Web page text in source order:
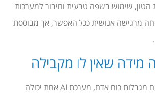
שימוש בשפה טבעית וחיבור למערכות
מרגישה אנושית ככל האפשר, אך מבוססת
מידה שאין לו מקבילה
במקום להתמודד עם מגבלות כוח אדם, מערכת AI אחת יכולה